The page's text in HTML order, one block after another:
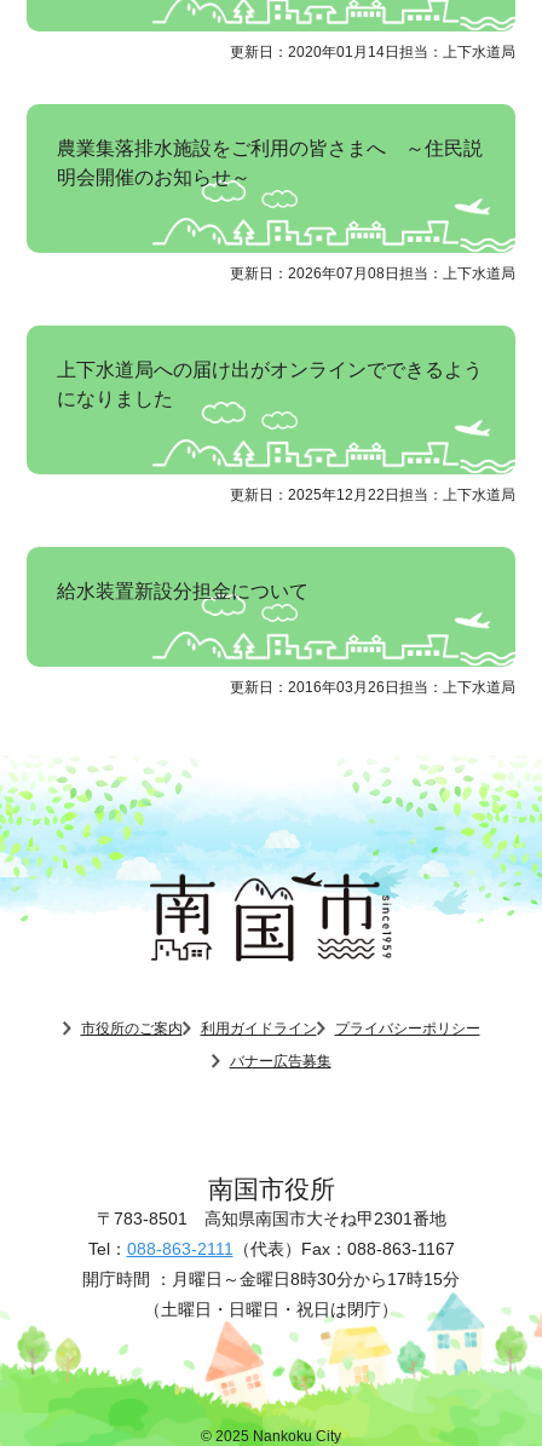
更新日：2020年01月14日 担当：上下水道局
農業集落排水施設をご利用の皆さまへ ～住民説
明会開催のお知らせ～
更新日：2026年07月08日 担当：上下水道局
上下水道局への届け出がオンラインでできるよう
になりました
更新日：2025年12月22日 担当：上下水道局
給水装置新設分担金について
更新日：2016年03月26日 担当：上下水道局
市役所のご案内 利用ガイドライン
プライバシーポリシー
バナー広告募集
南国市役所
〒783-8501 高知県南国市大そね甲2301番地
Tel： 088-863-2111 （代表） Fax：088-863-1167
開庁時間 ： 月曜日～金曜日8時30分から17時15分
（土曜日・日曜日・祝日は閉庁）
© 2025 Nankoku City